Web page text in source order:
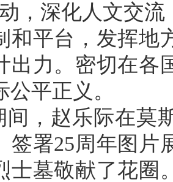
，深化人文交
和平台，发挥地
出力。密切在各
平正义。
间，赵乐际在莫
签署25周年图片
士墓敬献了花圈